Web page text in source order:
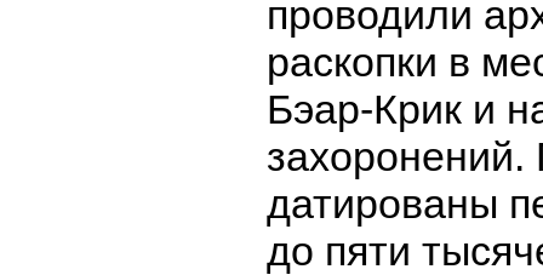
проводили
раскопки в
Бэар-Крик и
датированы
до пяти